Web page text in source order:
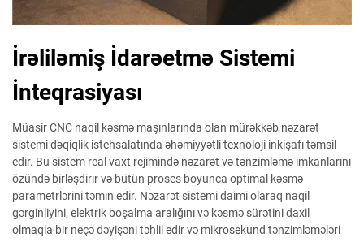
İrəliləmiş İdarəetmə Sistemi
İnteqrasiyası
Müasir CNC naqil kəsmə maşınlarında olan mürəkkəb nəzarət
sistemi dəqiqlik istehsalatında əhəmiyyətli texnoloji inkişafı təmsil
edir. Bu sistem real vaxt rejimində nəzarət və tənzimləmə imkanlarını
özündə birləşdirir və bütün proses boyunca optimal kəsmə
parametrlərini təmin edir. Nəzarət sistemi daimi olaraq naqil
gərginliyini, elektrik boşalma aralığını və kəsmə sürətini daxil
olmaqla bir neçə dəyişəni təhlil edir və mikrosekund tənzimləmələri